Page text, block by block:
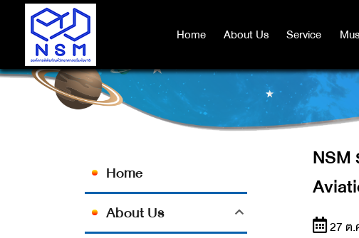
Home About Us Service
Home About Us Service
NSM ร่วมการประชุม 50TH
Home
About Us
NSM
27 ต